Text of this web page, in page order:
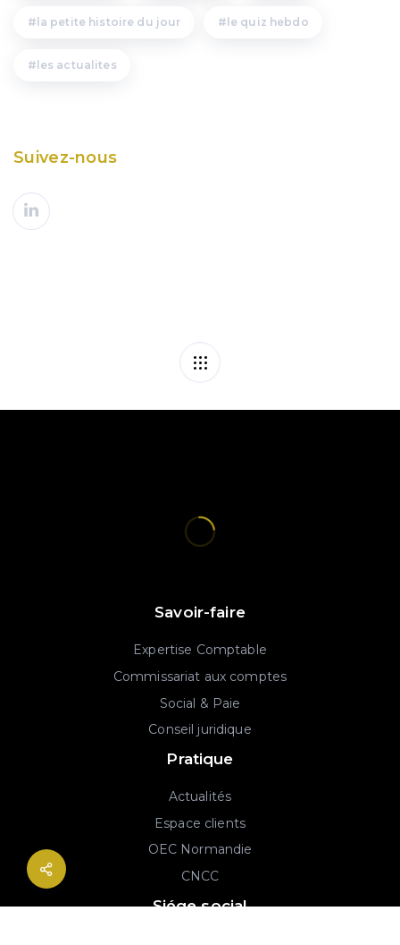
la petite histoire du jour le quiz hebdo
les actualites
Suivez-nous
Savoir-faire
Expertise Comptable
Commissariat aux comptes
Social & Paie
Conseil juridique
Pratique
Actualités
Espace clients
OEC Normandie
CNCC
Siége social